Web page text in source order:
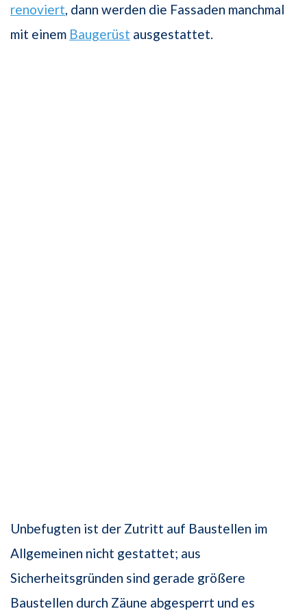
renoviert , dann werden die Fassaden manchmal
mit einem Baugerüst ausgestattet.
Unbefugten ist der Zutritt auf Baustellen im
Allgemeinen nicht gestattet; aus
Sicherheitsgründen sind gerade größere
Baustellen durch Zäune abgesperrt und es